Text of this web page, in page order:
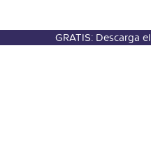
GRATIS: Descarga